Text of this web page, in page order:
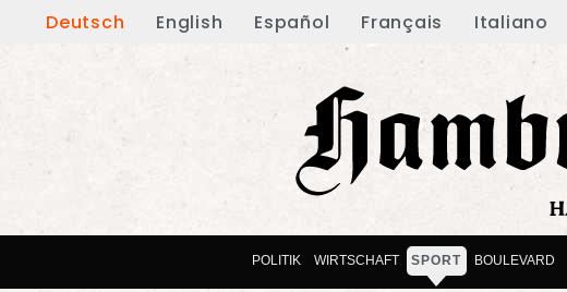
Deutsch English Español Français Italiano
POLITIK WIRTSCHAFT SPORT BOULEVARD